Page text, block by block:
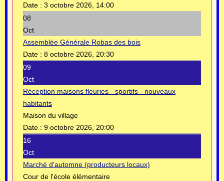
Date : 3 octobre 2026, 14:00
08
Oct
Assemblée Générale Robas des bois
Date : 8 octobre 2026, 20:30
09
Oct
Réception maisons fleuries - sportifs - nouveaux
habitants
Maison du village
Date : 9 octobre 2026, 20:00
16
Oct
Marché d'automne (producteurs locaux)
Cour de l'école élémentaire